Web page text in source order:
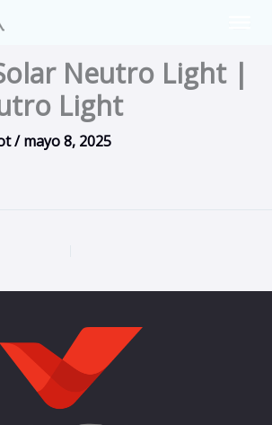
Neutro Light |
Light
/mayo 8, 2025